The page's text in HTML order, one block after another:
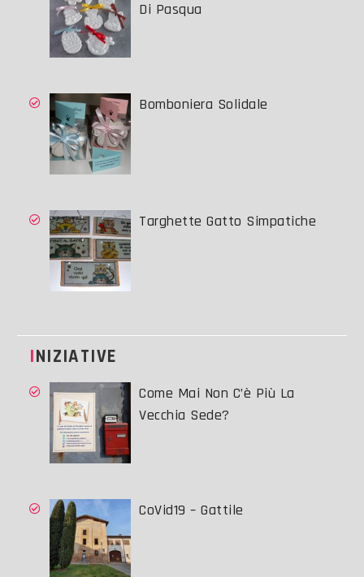
Di Pasqua
Bomboniera Solidale
Targhette Gatto Simpatiche
INIZIATIVE
Come Mai Non C’è Più La
Vecchia Sede?
CoVid19 – Gattile